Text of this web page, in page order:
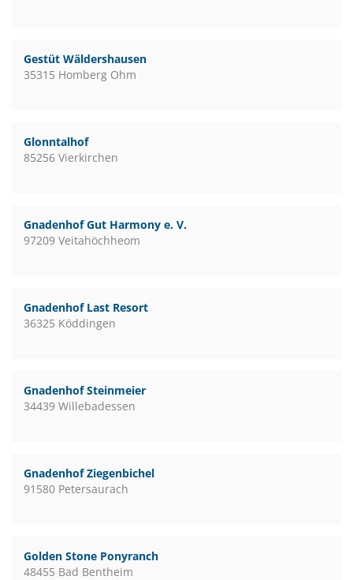
Gestüt Wäldershausen
35315 Homberg Ohm
Glonntalhof
85256 Vierkirchen
Gnadenhof Gut Harmony e. V.
97209 Veitahöchheom
Gnadenhof Last Resort
36325 Köddingen
Gnadenhof Steinmeier
34439 Willebadessen
Gnadenhof Ziegenbichel
91580 Petersaurach
Golden Stone Ponyranch
48455 Bad Bentheim